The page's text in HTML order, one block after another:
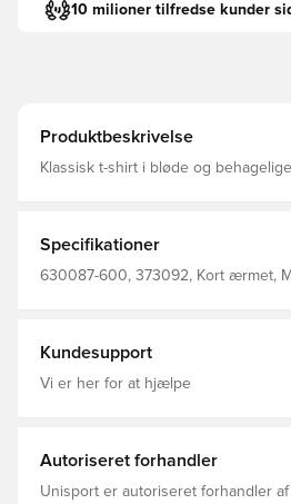
10 milioner tilfredse kunder
Produktbeskrivelse
Klassisk t-shirt i bløde og
Specifikationer
630087-600, 373092, Kort ærmet,
Kundesupport
Vi er her for at hjælpe
Autoriseret forhandler
Unisport er autoriseret forhandler